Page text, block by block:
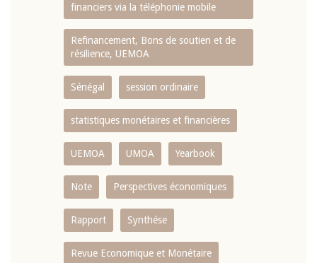
financiers via la téléphonie mobile
Refinancement, Bons de soutien et de
résilience, UEMOA
Sénégal session ordinaire
statistiques monétaires et financières
UEMOA UMOA Yearbook
Note Perspectives économiques
Rapport Synthése
Revue Economique et Monétaire